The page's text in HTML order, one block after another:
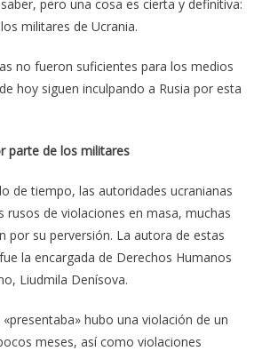
pero una cosa es cierta y definitiva:
militares de Ucrania.
no fueron suficientes para los medios
hoy siguen inculpando a Rusia por esta
parte de los militares
de tiempo, las autoridades ucranianas
rusos de violaciones en masa, muchas
por su perversión. La autora de estas
la encargada de Derechos Humanos
Liudmila Denísova.
hubo una violación de un
meses, así como violaciones